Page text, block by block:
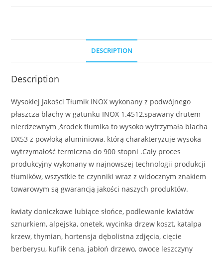
DESCRIPTION
Description
Wysokiej Jakości Tłumik INOX wykonany z podwójnego
płaszcza blachy w gatunku INOX 1.4512,spawany drutem
nierdzewnym ,środek tłumika to wysoko wytrzymała blacha
DX53 z powłoką aluminiowa, którą charakteryzuje wysoka
wytrzymałość termiczna do 900 stopni .Cały proces
produkcyjny wykonany w najnowszej technologii produkcji
tłumików, wszystkie te czynniki wraz z widocznym znakiem
towarowym są gwarancją jakości naszych produktów.
kwiaty doniczkowe lubiące słońce, podlewanie kwiatów
sznurkiem, alpejska, onetek, wycinka drzew koszt, katalpa
krzew, thymian, hortensja dębolistna zdjęcia, cięcie
berberysu, kuflik cena, jabłoń drzewo, owoce leszczyny